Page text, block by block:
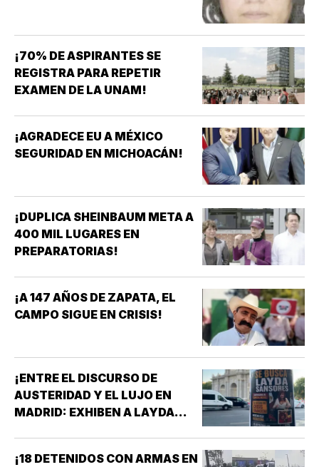
¡70% DE ASPIRANTES SE
REGISTRA PARA REPETIR
EXAMEN DE LA UNAM!
¡AGRADECE EU A MÉXICO
SEGURIDAD EN MICHOACÁN!
¡DUPLICA SHEINBAUM META A
400 MIL LUGARES EN
PREPARATORIAS!
¡A 147 AÑOS DE ZAPATA, EL
CAMPO SIGUE EN CRISIS!
¡ENTRE EL DISCURSO DE
AUSTERIDAD Y EL LUJO EN
MADRID: EXHIBEN A LAYDA
¡18 DETENIDOS CON ARMAS EN